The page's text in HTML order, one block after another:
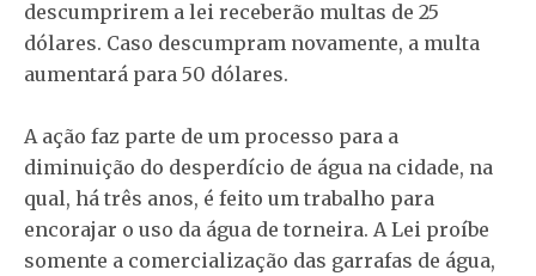
descumprirem a lei receberão multas de 25
dólares. Caso descumpram novamente, a multa
aumentará para 50 dólares.
A ação faz parte de um processo para a
diminuição do desperdício de água na cidade, na
qual, há três anos, é feito um trabalho para
encorajar o uso da água de torneira. A Lei proíbe
somente a comercialização das garrafas de água,